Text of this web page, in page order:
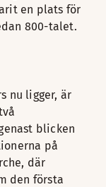
en plats för
800-talet.
nu ligger, är
blicken
på
där
den första